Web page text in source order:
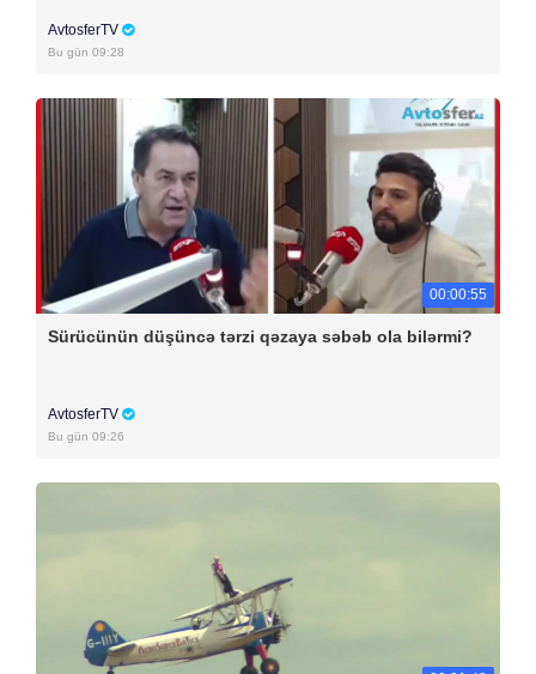
AvtosferTV
Bu gün 09:28
00:00:55
Sürücünün düşüncə tərzi qəzaya səbəb ola bilərmi?
AvtosferTV
Bu gün 09:26